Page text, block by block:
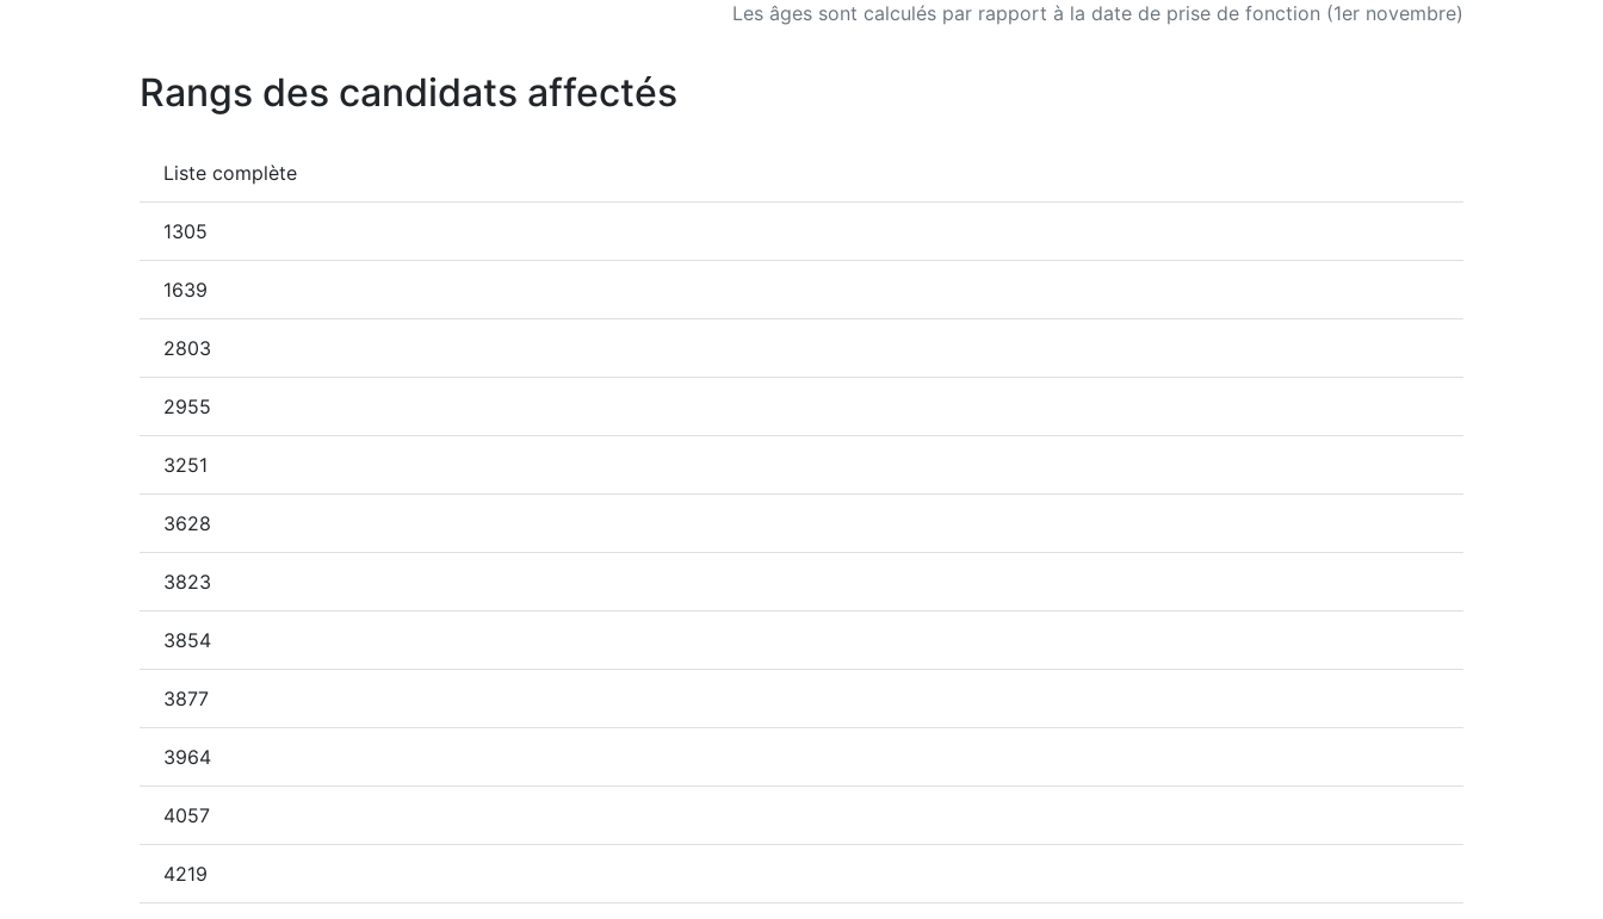
Les âges sont calculés par rapport à la date de prise de fonction (1er novembre)
Rangs des candidats affectés
Liste complète
1305
1639
2803
2955
3251
3628
3823
3854
3877
3964
4057
4219